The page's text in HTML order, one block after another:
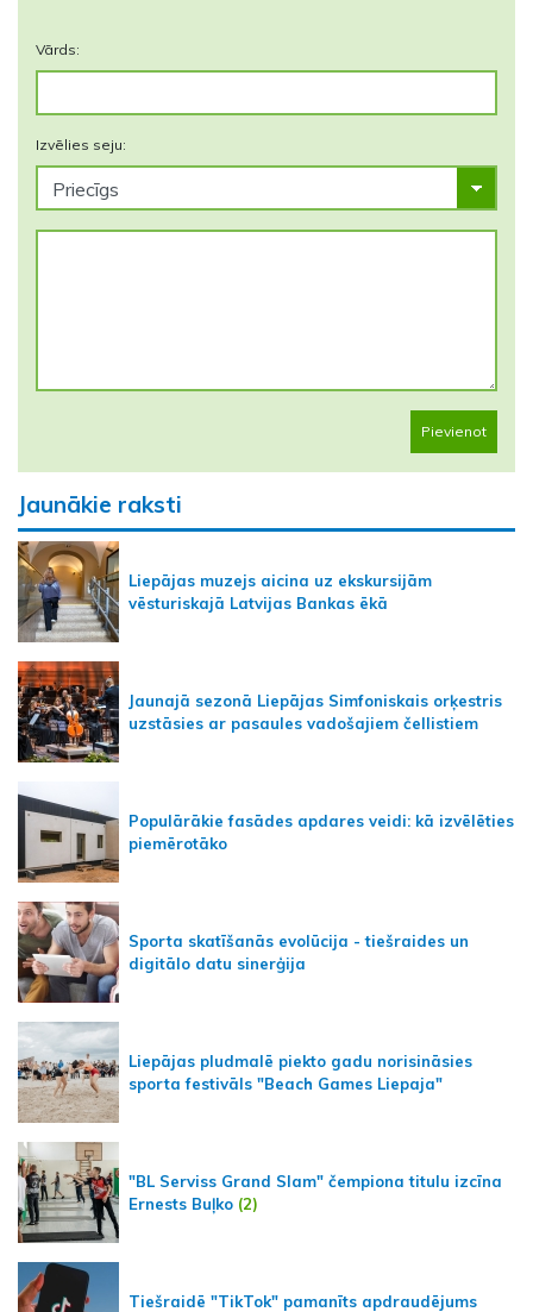
Vārds:
Izvēlies seju:
Pievienot
Jaunākie raksti
Liepājas muzejs aicina uz ekskursijām
vēsturiskajā Latvijas Bankas ēkā
Jaunajā sezonā Liepājas Simfoniskais orķestris
uzstāsies ar pasaules vadošajiem čellistiem
Populārākie fasādes apdares veidi: kā izvēlēties
piemērotāko
Sporta skatīšanās evolūcija - tiešraides un
digitālo datu sinerģija
Liepājas pludmalē piekto gadu norisināsies
sporta festivāls "Beach Games Liepaja"
"BL Serviss Grand Slam" čempiona titulu izcīna
Ernests Buļko (2)
Tiešraidē "TikTok" pamanīts apdraudējums